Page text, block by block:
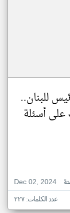
للبنان..
على أسئلة
Dec 02, 2024
عدد الكلمات: ٢٢٧